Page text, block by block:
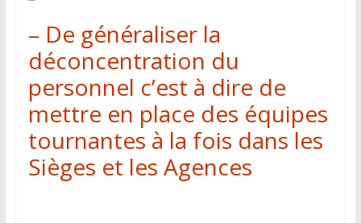
– De généraliser la
déconcentration du
personnel c’est à dire de
mettre en place des équipes
tournantes à la fois dans les
Sièges et les Agences